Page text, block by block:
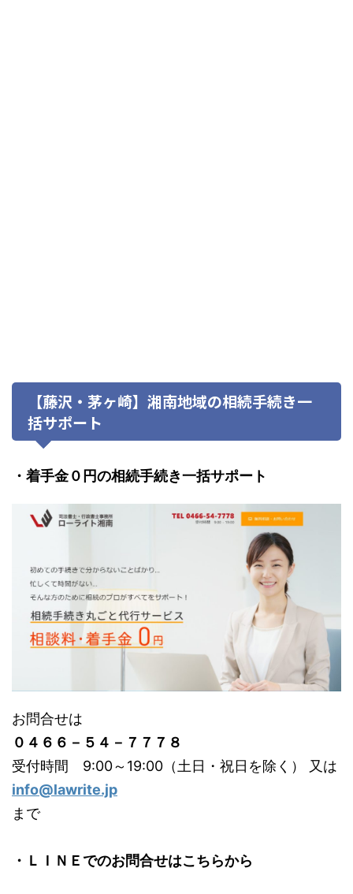
【藤沢・茅ヶ崎】湘南地域の相続手続き一
括サポート
・着手金０円の相続手続き一括サポート
お問合せは
０４６６－５４－７７７８
受付時間 9:00～19:00（土日・祝日を除く） 又は
info@lawrite.jp
まで
・ＬＩＮＥでのお問合せはこちらから